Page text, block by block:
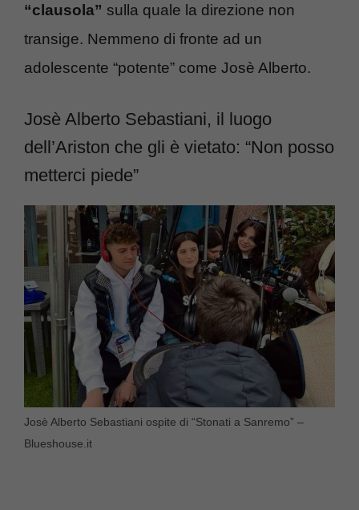
“clausola” sulla quale la direzione non
transige. Nemmeno di fronte ad un
adolescente “potente” come Josè Alberto.
Josè Alberto Sebastiani, il luogo
dell’Ariston che gli è vietato: “Non posso
metterci piede”
Josè Alberto Sebastiani ospite di “Stonati a Sanremo” –
Blueshouse.it